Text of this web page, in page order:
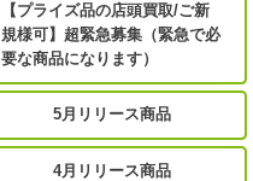
【プライズ品の店頭買取/ご新
規様可】超緊急募集（緊急で必
要な商品になります）
5月リリース商品
4月リリース商品